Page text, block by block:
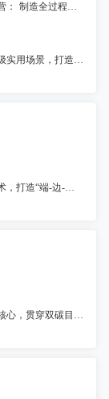
灯塔工厂引领，全流程智能协同，实现工厂卓越运营： 制造全过程监管与追溯：全面记录制造全流程数据，提升整体运营效率和质量控制水平。 流程敏捷化定制与优化：灵活定制生产管理流程和功能扩展，满足企业不同发展阶段的需求。 灯塔工厂管理实践引领：数据驱动生产资源配置，高效应对市场变化，提高盈利能力。
面向电子装配领域制造业，围绕企业数字化转型升级实用场景，打造统一管理MOM运营平台，以模块化提供包括生产（MES）、质量（QMS）、仓储（WMS）、设备物联（IOT）、电子工艺（ESOP）、现场问题管理（Andon）等制造领域各业务支撑系统，为企业提供一体化运营管理整套系统解决方案。
本方案基于物联网、大数据、人工智能及区块链技术，打造“端-边-云”协同的电机智慧节能体系，为用户提供安全、智能、高效的电机节能数字化服务。
智慧双碳全场景解决方案是以碳资产数字化管理为核心，贯穿双碳目标规划、减碳路径实施的全流程服务体系，通过物联网、大数据、AI等数字化技术深度融合，赋能企业实现数字化可持续建设与绿色转型。